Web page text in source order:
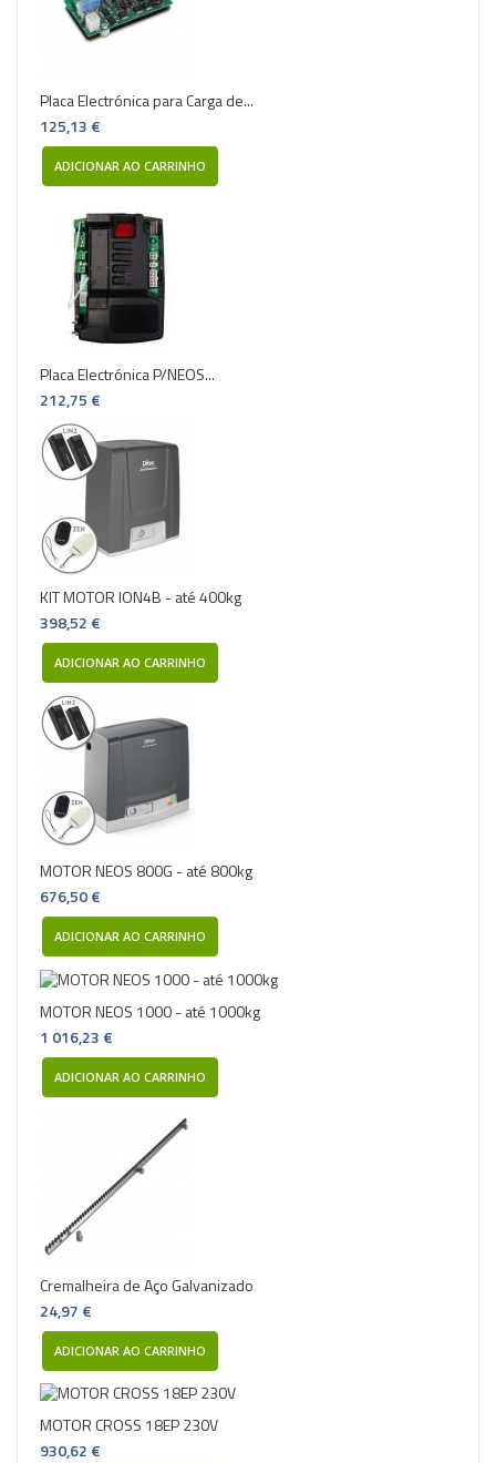
Placa Electrónica para Carga de...
125,13 €
ADICIONAR AO CARRINHO
Placa Electrónica P/NEOS...
212,75 €
KIT MOTOR ION4B - até 400kg
398,52 €
ADICIONAR AO CARRINHO
MOTOR NEOS 800G - até 800kg
676,50 €
ADICIONAR AO CARRINHO
MOTOR NEOS 1000 - até 1000kg
1 016,23 €
ADICIONAR AO CARRINHO
Cremalheira de Aço Galvanizado
24,97 €
ADICIONAR AO CARRINHO
MOTOR CROSS 18EP 230V
930,62 €